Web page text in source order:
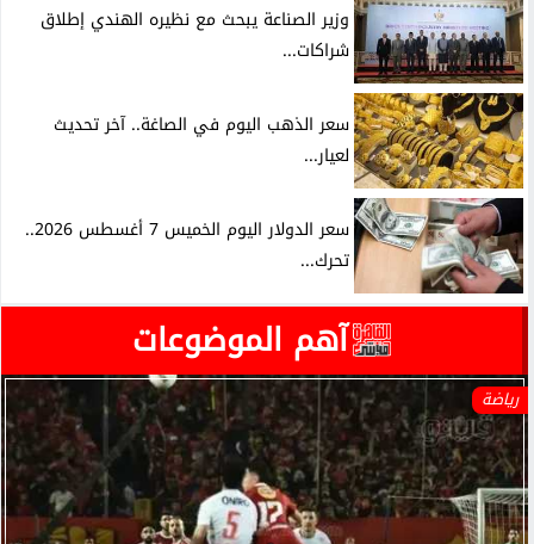
وزير الصناعة يبحث مع نظيره الهندي إطلاق
شراكات...
سعر الذهب اليوم في الصاغة.. آخر تحديث
لعيار...
سعر الدولار اليوم الخميس 7 أغسطس 2026..
تحرك...
آهم الموضوعات
رياضة